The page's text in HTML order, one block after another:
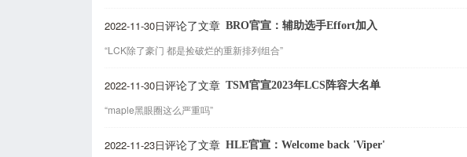
2022-11-30日评论了文章 BRO官宣：辅助选手Effort加入
“LCK除了豪门 都是捡破烂的重新排列组合”
2022-11-30日评论了文章 TSM官宣2023年LCS阵容大名单
“maple黑眼圈这么严重吗”
2022-11-23日评论了文章 HLE官宣：Welcome back 'Viper'